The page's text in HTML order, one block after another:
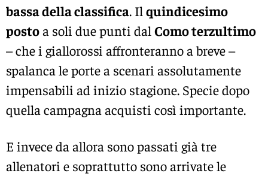
bassa della classifica. Il quindicesimo
postoa soli due punti dal Como terzultimo
– che i giallorossi affronteranno a breve –
spalanca le porte a scenari assolutamente
impensabili ad inizio stagione. Specie dopo
quella campagna acquisti così importante.
E invece da allora sono passati già tre
allenatori e soprattutto sono arrivate le